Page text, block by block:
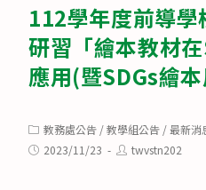
112學年度前導
研習「繪本教材
應用(暨SDGs繪
Post
category:
教務處公告 /教學組公告 /最新消
Post2023/11/23
Posttwvstn202